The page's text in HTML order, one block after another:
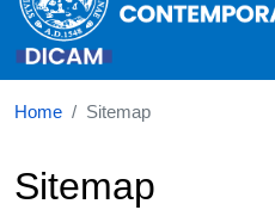
Home Sitemap
Sitemap